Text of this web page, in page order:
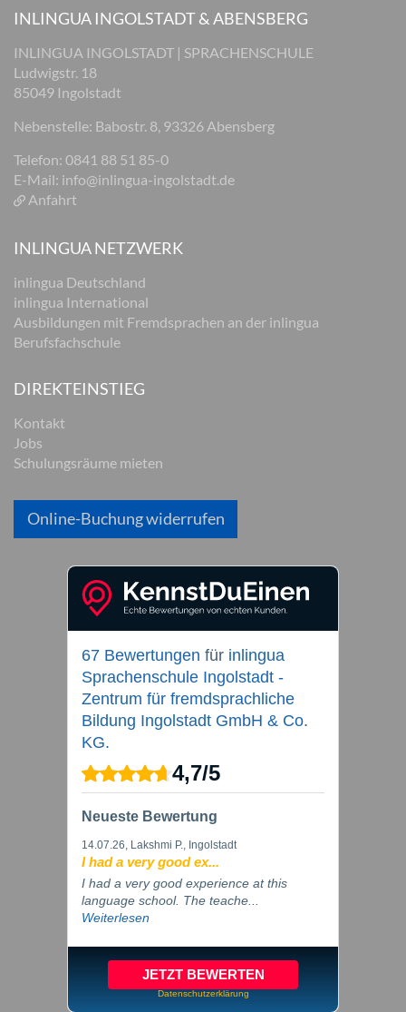
INLINGUA INGOLSTADT & ABENSBERG
INLINGUA INGOLSTADT | SPRACHENSCHULE
Ludwigstr. 18
85049 Ingolstadt
Nebenstelle: Babostr. 8, 93326 Abensberg
Telefon: 0841 88 51 85-0
E-Mail: info@inlingua-ingolstadt.de
Anfahrt
INLINGUA NETZWERK
inlingua Deutschland
inlingua International
Ausbildungen mit Fremdsprachen an der inlingua
Berufsfachschule
DIREKTEINSTIEG
Kontakt
Jobs
Schulungsräume mieten
Online-Buchung widerrufen
67 Bewertungen für inlingua
Sprachenschule Ingolstadt -
Zentrum für fremdsprachliche
Bildung Ingolstadt GmbH & Co.
KG.
4,7/5
Neueste Bewertung
14.07.26, Lakshmi P., Ingolstadt
I had a very good ex...
I had a very good experience at this
language school. The teache...
Weiterlesen
JETZT BEWERTEN
Datenschutzerklärung